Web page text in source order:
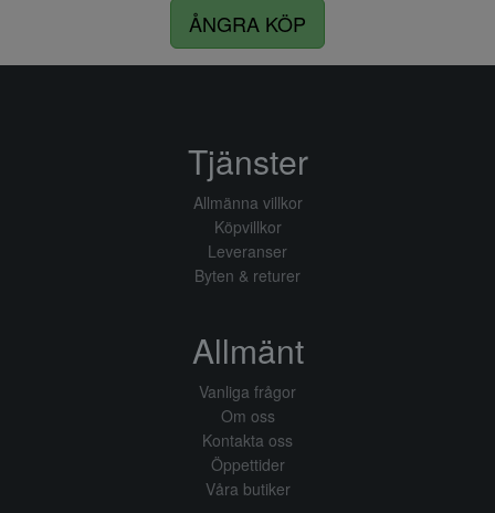
ÅNGRA KÖP
Tjänster
Allmänna villkor
Köpvillkor
Leveranser
Byten & returer
Allmänt
Vanliga frågor
Om oss
Kontakta oss
Öppettider
Våra butiker